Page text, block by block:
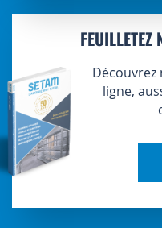
FEUILLETEZ
ligne,